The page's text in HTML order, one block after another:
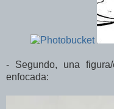
- Segundo, una
enfocada: